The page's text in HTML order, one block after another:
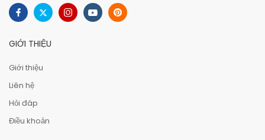
GIỚI THIỆU
Giới thiệu
Liên hệ
Hỏi đáp
Điều khoản